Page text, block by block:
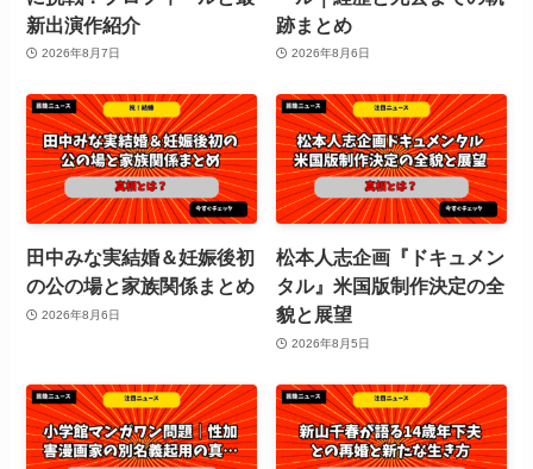
新出演作紹介
2026年8月7日
跡まとめ
2026年8月6日
田中みな実結婚＆妊娠後初
の公の場と家族関係まとめ
2026年8月6日
松本人志企画『ドキュメン
タル』米国版制作決定の全
貌と展望
2026年8月5日